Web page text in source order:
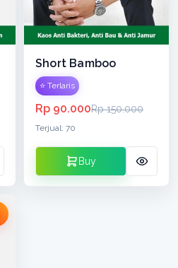
Short Bamboo
⭐ Terlaris
Rp 90.000Rp 150.000
Terjual: 70
Buy